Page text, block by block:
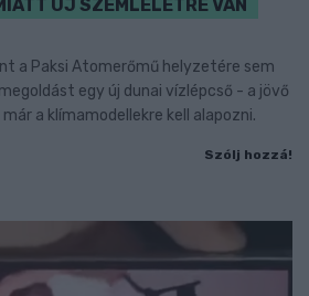
ÚJ SZEMLÉLETRE VAN
a Paksi Atomerőmű helyzetére sem
egy új dunai vízlépcső - a jövő
a klímamodellekre kell alapozni.
Szólj hozzá!